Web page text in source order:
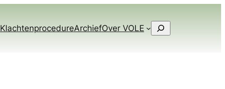
KlachtenprocedureArchiefOver VOLE Zoeken